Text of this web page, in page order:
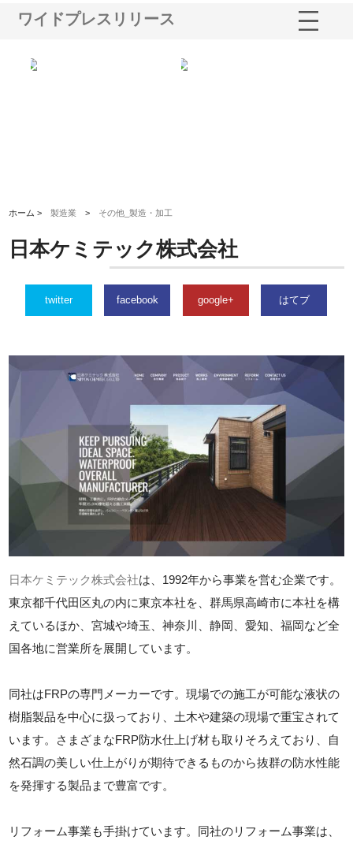
ワイドプレスリリース
ホーム >製造業 > その他_製造・加工
日本ケミテック株式会社
twitter facebook google+ はてブ
日本ケミテック株式会社は、1992年から事業を営む企業です。
東京都千代田区丸の内に東京本社を、群馬県高崎市に本社を構
えているほか、宮城や埼玉、神奈川、静岡、愛知、福岡など全
国各地に営業所を展開しています。
同社はFRPの専門メーカーです。現場での施工が可能な液状の
樹脂製品を中心に扱っており、土木や建築の現場で重宝されて
います。さまざまなFRP防水仕上げ材も取りそろえており、自
然石調の美しい仕上がりが期待できるものから抜群の防水性能
を発揮する製品まで豊富です。
リフォーム事業も手掛けています。同社のリフォーム事業は、